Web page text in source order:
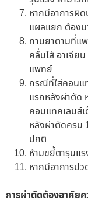
หากมีอาการผิ
แผลแยก ต้อง
ทานยาตามที่แ
คลื่นไส้ อาเจีย
แพทย์
กรณีที่ใส่คอนแ
แรกหลังผ่าตัด
คอนแทคเลนส์
หลังผ่าตัดครบ
ปกติ
ห้ามขยี้ตารุนแ
หากมีอาการป
การผ่าตัดต้องอาศัย